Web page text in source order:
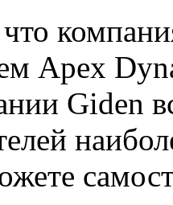
Apex
Giden